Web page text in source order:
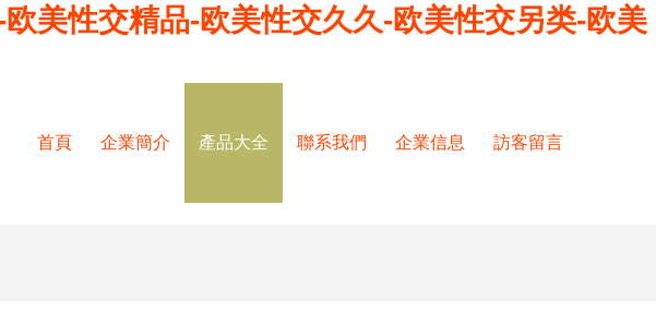
美性交精品-欧美性交久久-欧美性交另类-欧美
首頁 企業簡介 產品大全 聯系我們 企業信息 訪客留言